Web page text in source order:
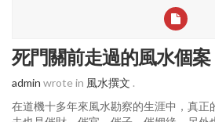
死門關前走過的風水個案
admin wrote in 風水撰文 .
在道機十多年來風水勘察的生涯中，真正